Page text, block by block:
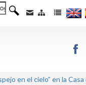
en el cielo” en la